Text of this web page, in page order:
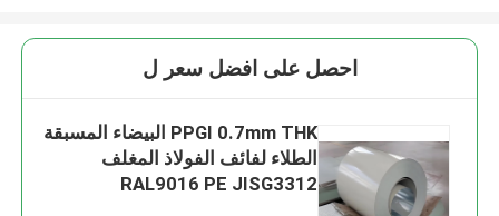
احصل على افضل سعر ل
PPGI 0.7mm THK البيضاء المسبقة
الطلاء لفائف الفولاذ المغلف
RAL9016 PE JISG3312